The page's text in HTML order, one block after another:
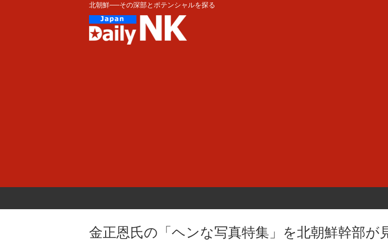
北朝鮮──その深部とポテンシャルを探る
金正恩氏の「ヘンな写真特集」を北朝鮮幹部が